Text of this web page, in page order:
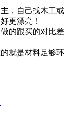
，自己找木工或
更漂亮！
的跟买的对比差
就是材料足够环